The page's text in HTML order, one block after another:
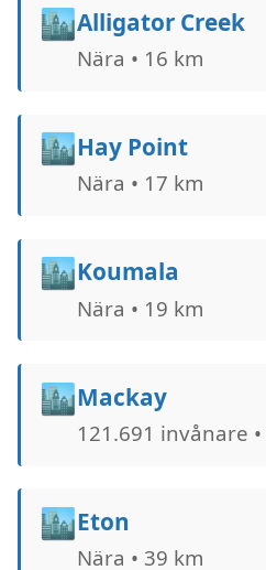
🏙️Alligator Creek
Nära • 16 km
🏙️Hay Point
Nära • 17 km
🏙️Koumala
Nära • 19 km
🏙️Mackay
121.691 invånare
🏙️Eton
Nära • 39 km